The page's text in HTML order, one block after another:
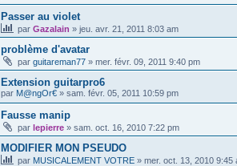
Passer au violet
par Gazalain » jeu. avr. 21, 2011 8:03 am
problème d'avatar
par guitareman77 » mer. févr. 09, 2011 9:40 pm
Extension guitarpro6
par M@ngOr€ » sam. févr. 05, 2011 10:59 pm
Fausse manip
par lepierre » sam. oct. 16, 2010 7:22 pm
MODIFIER MON PSEUDO
par MUSICALEMENT VOTRE » mer. oct. 13, 2010 9:45